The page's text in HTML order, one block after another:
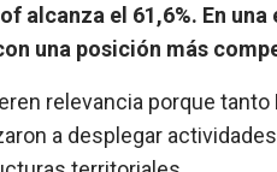
alcanza el 61,6%. En
una posición más
relevancia porque
a desplegar